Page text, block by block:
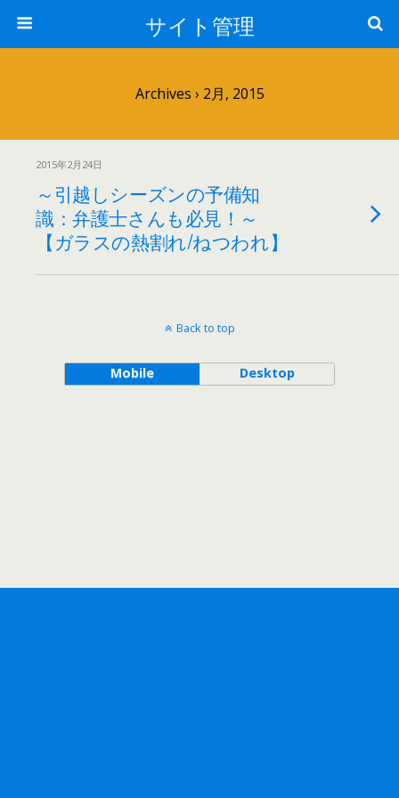
サイト管理
Archives › 2月, 2015
2015年2月24日
～引越しシーズンの予備知
識：弁護士さんも必見！～
【ガラスの熱割れ/ねつわれ】
Back to top
Mobile Desktop